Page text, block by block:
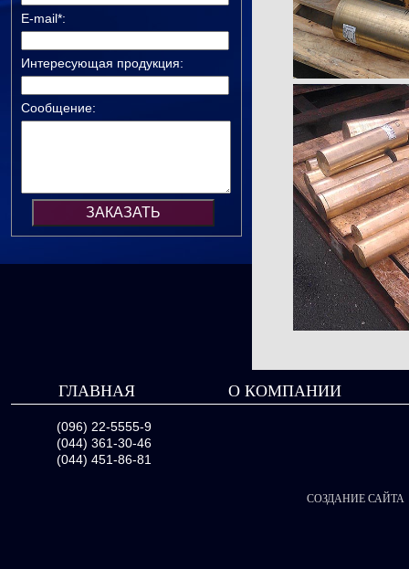
E-mail*:
Интересующая продукция:
Сообщение:
ГЛАВНАЯ О КОМПАНИИ
(096) 22-5555-9
(044) 361-30-46
(044) 451-86-81
СОЗДАНИЕ САЙТА